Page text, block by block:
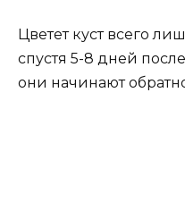
Цветет куст всего
спустя 5-8 дней
они начинают